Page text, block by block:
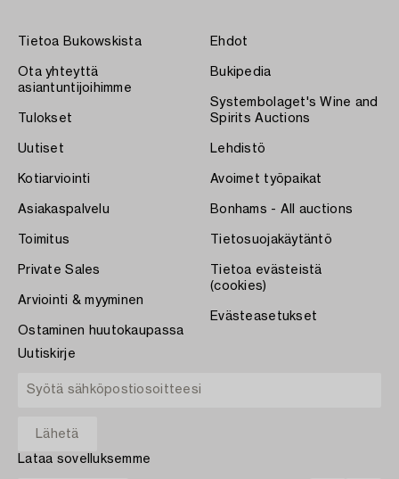
Tietoa Bukowskista
Ota yhteyttä
asiantuntijoihimme
Tulokset
Uutiset
Kotiarviointi
Asiakaspalvelu
Toimitus
Private Sales
Arviointi & myyminen
Ostaminen huutokaupassa
Ehdot
Bukipedia
Systembolaget's Wine and
Spirits Auctions
Lehdistö
Avoimet työpaikat
Bonhams - All auctions
Tietosuojakäytäntö
Tietoa evästeistä
(cookies)
Evästeasetukset
Uutiskirje
Lataa sovelluksemme